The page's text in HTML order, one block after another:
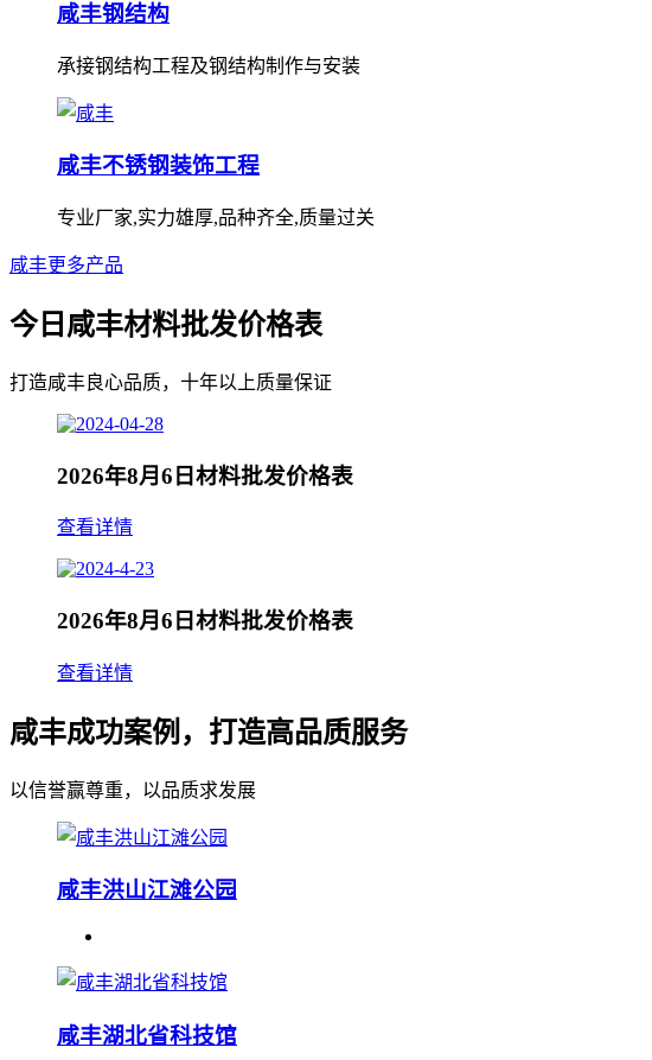
咸丰钢结构
承接钢结构工程及钢结构制作与安装
咸丰不锈钢装饰工程
专业厂家,实力雄厚,品种齐全,质量过关
咸丰更多产品
今日咸丰材料批发价格表
打造咸丰良心品质，十年以上质量保证
2026年8月6日材料批发价格表
查看详情
2026年8月6日材料批发价格表
查看详情
咸丰成功案例，打造高品质服务
以信誉赢尊重，以品质求发展
咸丰洪山江滩公园
咸丰湖北省科技馆